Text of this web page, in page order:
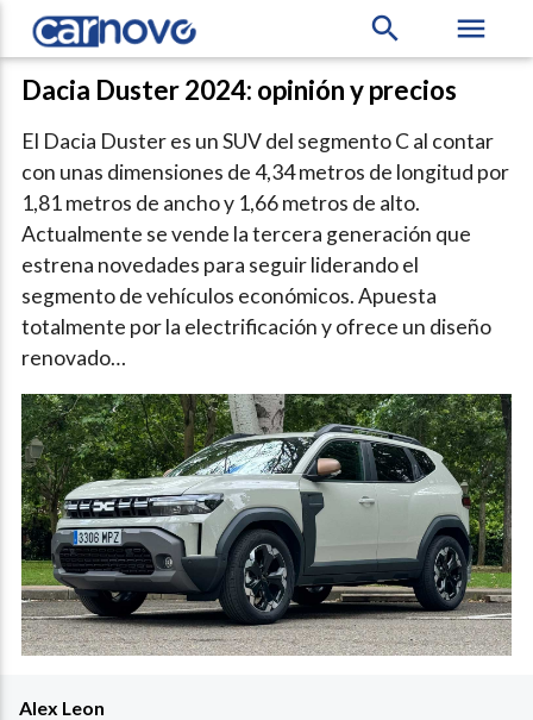
search menu
Dacia Duster 2024: opinión y precios
El Dacia Duster es un SUV del segmento C al contar
con unas dimensiones de 4,34 metros de longitud por
1,81 metros de ancho y 1,66 metros de alto.
Actualmente se vende la tercera generación que
estrena novedades para seguir liderando el
segmento de vehículos económicos. Apuesta
totalmente por la electrificación y ofrece un diseño
renovado…
Alex Leon